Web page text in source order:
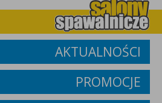
AKTUALNOŚCI
PROMOCJE